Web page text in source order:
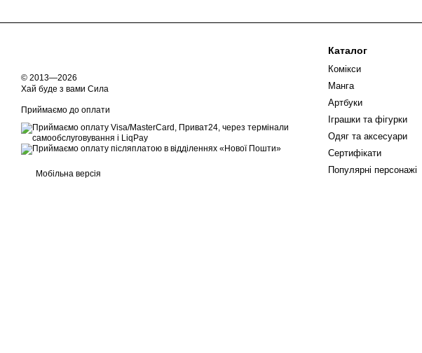
© 2013—2026
Хай буде з вами Сила
Приймаємо до оплати
Мобільна версія
Каталог
Комікси
Манга
Артбуки
Іграшки та фігурки
Одяг та аксесуари
Сертифікати
Популярні персонажі